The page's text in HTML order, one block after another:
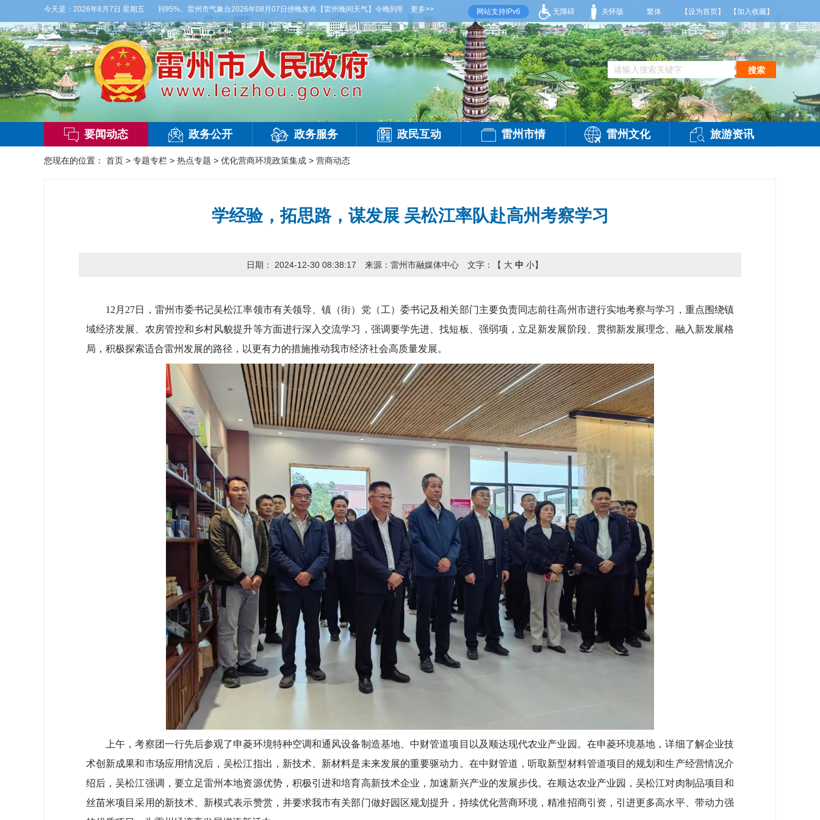
今天是： 2026年8月7日 星期五
2-3级，气温26到35度，相对湿度70%到95%。雷州市气象台2026年08月07日傍晚发布【雷州晚间天气】今晚到明天白天，多云，局部有雷阵雨，偏西风2-3级，气温26到35度，相对湿度70%到95%。雷州市气象台2026年08月07日傍晚发布
更多>> 网站支持IPv6 无障碍 关怀版 繁体 【设为首页】 【加入收藏】
搜索
要闻动态 政务公开 政务服务 政民互动 雷州市情 雷州文化 旅游资讯
您现在的位置： 首页 > 专题专栏 > 热点专题 > 优化营商环境政策集成 > 营商动态
学经验，拓思路，谋发展 吴松江率队赴高州考察学习
日期： 2024-12-30 08:38:17 来源： 雷州市融媒体中心 文字：【 大 中 小】
12月27日，雷州市委书记吴松江率领市有关领导、镇（街）党（工）委书记及相关部门主要负责同志前往高州市进行实地考察与学习，重点围绕镇
域经济发展、农房管控和乡村风貌提升等方面进行深入交流学习，强调要学先进、找短板、强弱项，立足新发展阶段、贯彻新发展理念、融入新发展格
局，积极探索适合雷州发展的路径，以更有力的措施推动我市经济社会高质量发展。
上午，考察团一行先后参观了申菱环境特种空调和通风设备制造基地、中财管道项目以及顺达现代农业产业园。在申菱环境基地，详细了解企业技
术创新成果和市场应用情况后，吴松江指出，新技术、新材料是未来发展的重要驱动力。在中财管道，听取新型材料管道项目的规划和生产经营情况介
绍后，吴松江强调，要立足雷州本地资源优势，积极引进和培育高新技术企业，加速新兴产业的发展步伐。在顺达农业产业园，吴松江对肉制品项目和
丝苗米项目采用的新技术、新模式表示赞赏，并要求我市有关部门做好园区规划提升，持续优化营商环境，精准招商引资，引进更多高水平、带动力强